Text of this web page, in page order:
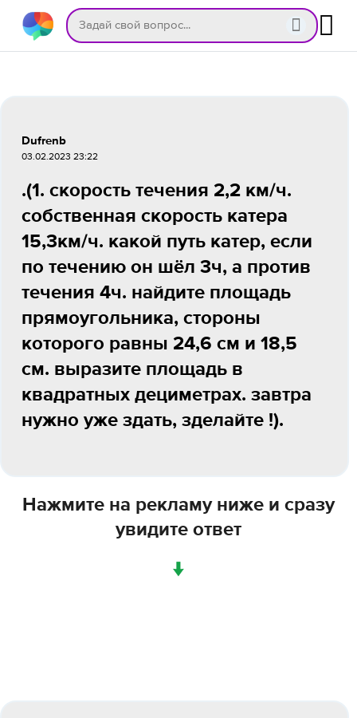
Dufrenb
03.02.2023 23:22
.(1. скорость течения 2,2 км/ч.
собственная скорость катера
15,3км/ч. какой путь катер, если
по течению он шёл 3ч, а против
течения 4ч. найдите площадь
прямоугольника, стороны
которого равны 24,6 см и 18,5
см. выразите площадь в
квадратных дециметрах. завтра
нужно уже здать, зделайте !).
Нажмите на рекламу ниже и сразу
увидите ответ
↓